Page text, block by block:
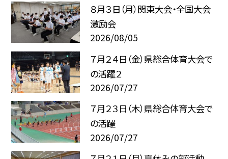
８月３日（月）関東大会・全国大会
激励会
2026/08/05
７月２４日（金）県総合体育大会で
の活躍２
2026/07/27
７月２３日（木）県総合体育大会で
の活躍
2026/07/27